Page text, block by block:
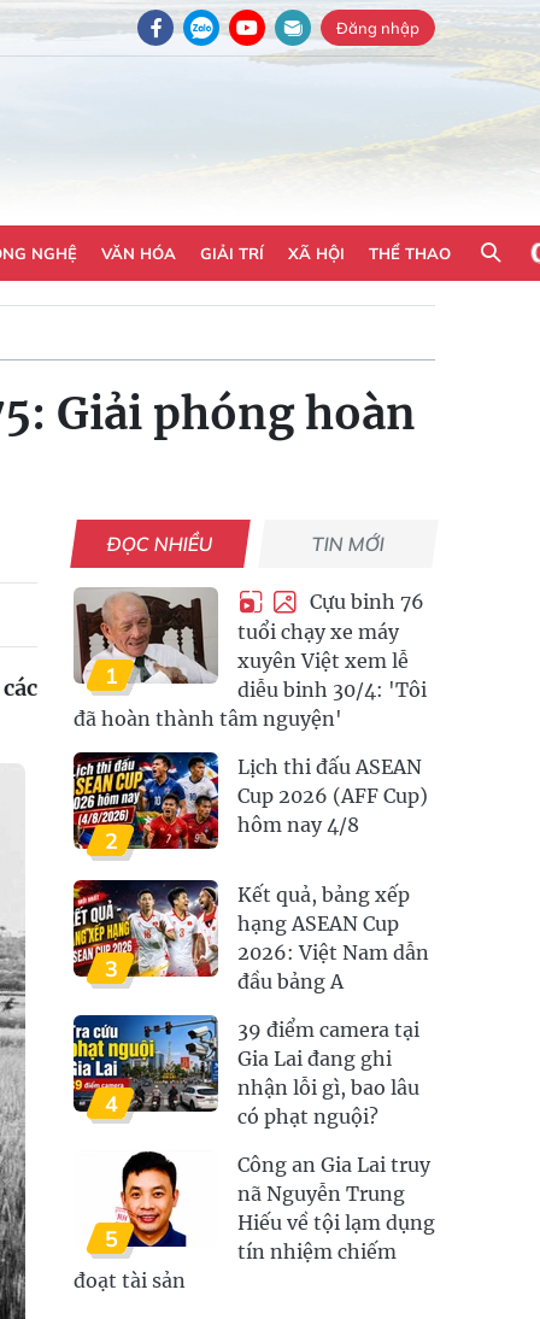
Đăng nhập
NGHỆ VĂN HÓA GIẢI TRÍ XÃ HỘI THỂ THAO
Giải phóng hoàn
ĐỌC NHIỀU TIN MỚI
1
Cựu binh 76
tuổi chạy xe máy
xuyên Việt xem lễ
diễu binh 30/4: 'Tôi
đã hoàn thành tâm nguyện'
2
Lịch thi đấu ASEAN
Cup 2026 (AFF Cup)
hôm nay 4/8
3
Kết quả, bảng xếp
hạng ASEAN Cup
2026: Việt Nam dẫn
đầu bảng A
4
39 điểm camera tại
Gia Lai đang ghi
nhận lỗi gì, bao lâu
có phạt nguội?
5
Công an Gia Lai truy
nã Nguyễn Trung
Hiếu về tội lạm dụng
tín nhiệm chiếm
đoạt tài sản